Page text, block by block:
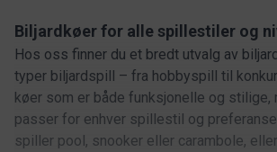
Biljardkøer for alle spillestiler og
Hos oss finner du et bredt utvalg av
typer biljardspill – fra hobbyspill til
køer som er både funksjonelle og stilige,
passer for enhver spillestil og
spiller pool, snooker eller carambole,